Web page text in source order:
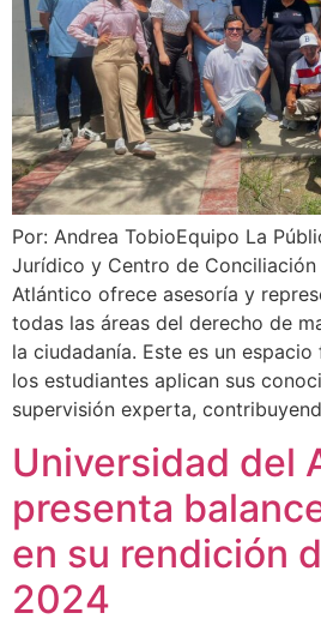
Por: Andrea TobioEquipo La
Jurídico y Centro de
Atlántico ofrece asesoría y
todas las áreas del derecho de
la ciudadanía. Este es un
los estudiantes aplican sus
supervisión experta,
Universidad del
presenta
en su rendición
2024